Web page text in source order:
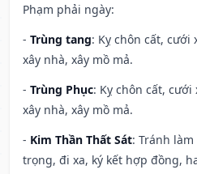
Phạm phải ngày:
- Trùng tang: Kỵ chôn cất, cưới
xây nhà, xây mồ mả.
- Trùng Phục: Kỵ chôn cất,
xây nhà, xây mồ mả.
- Kim Thần Thất Sát: Tránh
trọng, đi xa, ký kết hợp đồng,